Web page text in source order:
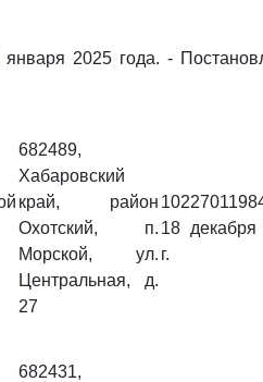
2025 года. -
682489,
Хабаровский
край, район
Охотский, п.
Морской, ул.
Центральная, д.
27
18 декабря
г.
682431,